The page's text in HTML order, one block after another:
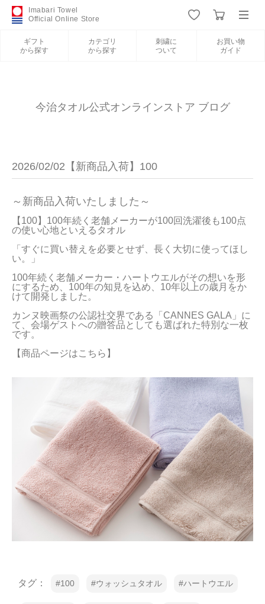
Imabari Towel
Official Online Store
ギフト
から探す
カテゴリ
から探す
刺繍に
ついて
お買い物
ガイド
新規会員登録
ギフトから探す
刺繍について
お買い物ガイド
今治タオルについて
当サイトについて
店舗リスト
ヘルプ
大量購入・法人向けの購入の方は
お問い合わせ
今治タオル公式オンラインストア ブログ
2026/02/02【新商品入荷】100
～新商品入荷いたしました～
【100】100年続く老舗メーカーが100回洗濯後も100点
の使い心地といえるタオル
「すぐに買い替えを必要とせず、長く大切に使ってほし
い。」
100年続く老舗メーカー・ハートウエルがその想いを形
にするため、100年の知見を込め、10年以上の歳月をか
けて開発しました。
カンヌ映画祭の公認社交界である「CANNES GALA」に
て、会場ゲストへの贈答品としても選ばれた特別な一枚
です。
【商品ページはこちら】
タグ： 100 ウォッシュタオル ハートウエル